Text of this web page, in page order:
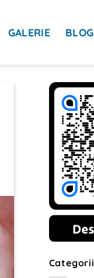
GALERIE BLOG
Categorii